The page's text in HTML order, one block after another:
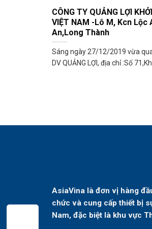
CÔNG TY QUẢNG LỢI
VIỆT NAM -Lô M, Kcn Lộc
An,Long Thành
Sáng ngày 27/12/2019 vừa
DV QUẢNG LỢI, địa chỉ :Số
AsiaVina là đơn vị hàng
chức và cung cấp thiết bị
Nam, đặc biệt là khu vực